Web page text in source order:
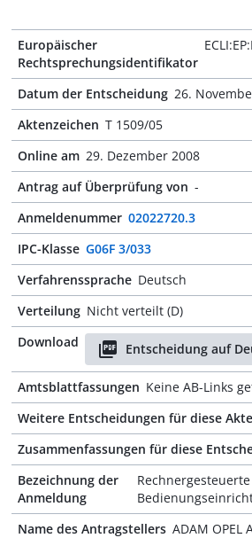
Europäischer
Rechtsprechungsidentifikator
Datum der Entscheidung 26.
Aktenzeichen T 1509/05
Online am 29. Dezember 2008
Antrag auf Überprüfung von -
Anmeldenummer 02022720.3
IPC-Klasse G06F 3/033
Verfahrenssprache Deutsch
Verteilung Nicht verteilt (D)
Download
Entscheidung auf
Amtsblattfassungen Keine AB-Links
Weitere Entscheidungen für diese Akte
Zusammenfassungen für diese
Bezeichnung der
Anmeldung
Name des Antragstellers ADAM OPEL